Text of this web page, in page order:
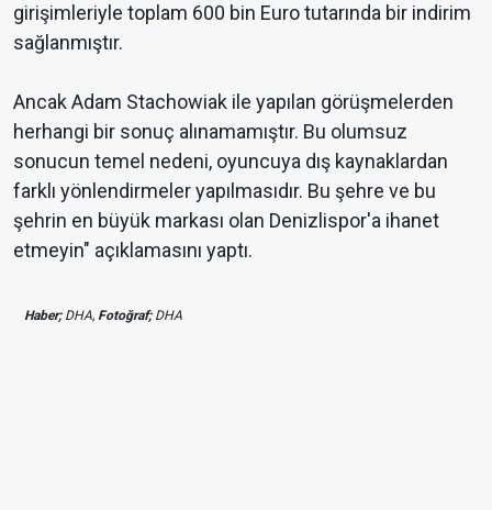
girişimleriyle toplam 600 bin Euro tutarında bir indirim
sağlanmıştır.
Ancak Adam Stachowiak ile yapılan görüşmelerden
herhangi bir sonuç alınamamıştır. Bu olumsuz
sonucun temel nedeni, oyuncuya dış kaynaklardan
farklı yönlendirmeler yapılmasıdır. Bu şehre ve bu
şehrin en büyük markası olan Denizlispor'a ihanet
etmeyin" açıklamasını yaptı.
Haber;DHA, Fotoğraf;DHA